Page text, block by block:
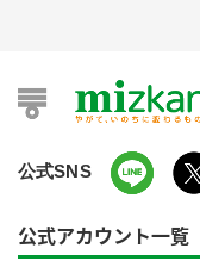
公式SNS
公式アカウント一覧